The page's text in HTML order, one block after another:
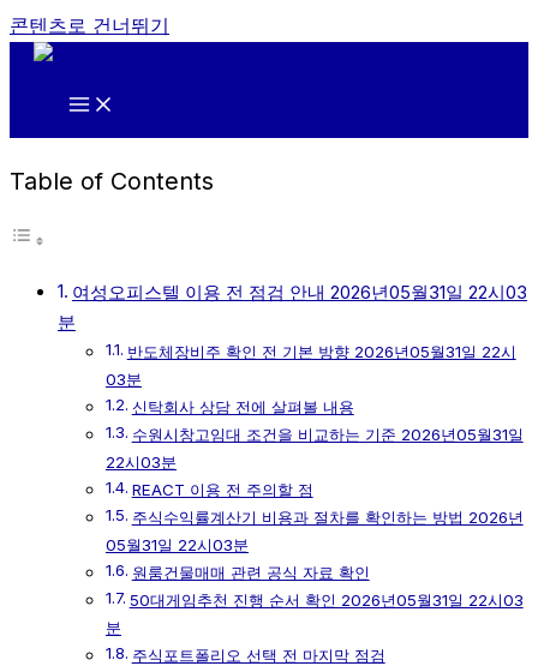
콘텐츠로 건너뛰기
Table of Contents
여성오피스텔 이용 전 점검 안내 2026년05월31일 22시03
분
반도체장비주 확인 전 기본 방향 2026년05월31일 22시
03분
신탁회사 상담 전에 살펴볼 내용
수원시창고임대 조건을 비교하는 기준 2026년05월31일
22시03분
REACT 이용 전 주의할 점
주식수익률계산기 비용과 절차를 확인하는 방법 2026년
05월31일 22시03분
원룸건물매매 관련 공식 자료 확인
50대게임추천 진행 순서 확인 2026년05월31일 22시03
분
주식포트폴리오 선택 전 마지막 점검